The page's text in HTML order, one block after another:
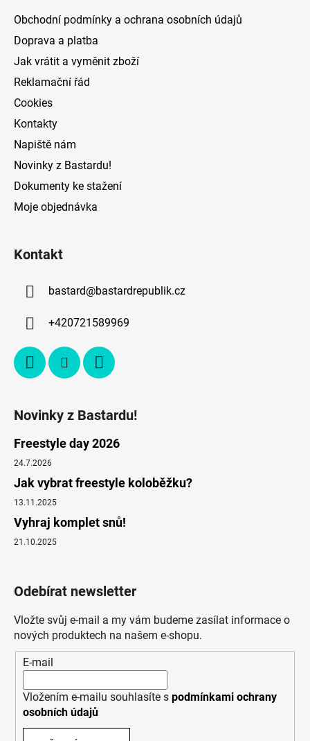
c
Obchodní podmínky a ochrana osobních údajů
Doprava a platba
Jak vrátit a vyměnit zboží
Reklamační řád
Cookies
Kontakty
Napiště nám
Novinky z Bastardu!
Dokumenty ke stažení
Moje objednávka
Kontakt
bastard@bastardrepublik.cz
+420721589969
Novinky z Bastardu!
Freestyle day 2026
24.7.2026
Jak vybrat freestyle koloběžku?
13.11.2025
Vyhraj komplet snů!
21.10.2025
Odebírat newsletter
Vložte svůj e-mail a my vám budeme zasílat informace o
nových produktech na našem e-shopu.
E-mail
Vložením e-mailu souhlasíte s podmínkami ochrany
osobních údajů